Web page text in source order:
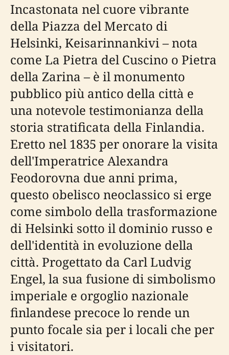
Incastonata nel cuore vibrante
della Piazza del Mercato di
Helsinki, Keisarinnankivi – nota
come La Pietra del Cuscino o Pietra
della Zarina – è il monumento
pubblico più antico della città e
una notevole testimonianza della
storia stratificata della Finlandia.
Eretto nel 1835 per onorare la visita
dell'Imperatrice Alexandra
Feodorovna due anni prima,
questo obelisco neoclassico si erge
come simbolo della trasformazione
di Helsinki sotto il dominio russo e
dell'identità in evoluzione della
città. Progettato da Carl Ludvig
Engel, la sua fusione di simbolismo
imperiale e orgoglio nazionale
finlandese precoce lo rende un
punto focale sia per i locali che per
i visitatori.